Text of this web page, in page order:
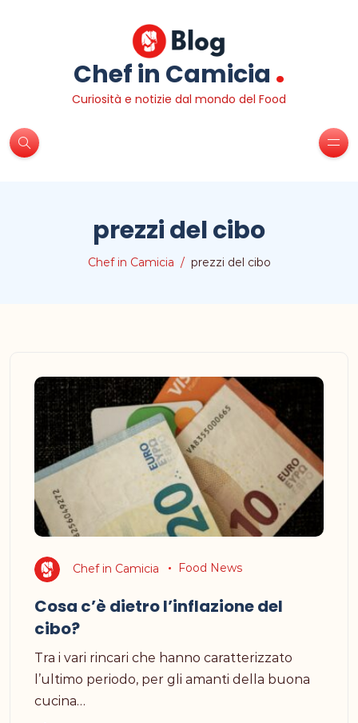
Chef in Camicia .
Curiosità e notizie dal mondo del Food
prezzi del cibo
Chef in Camicia prezzi del cibo
Chef in Camicia Food News
Cosa c’è dietro l’inflazione del
cibo?
Tra i vari rincari che hanno caratterizzato
l’ultimo periodo, per gli amanti della buona
cucina…